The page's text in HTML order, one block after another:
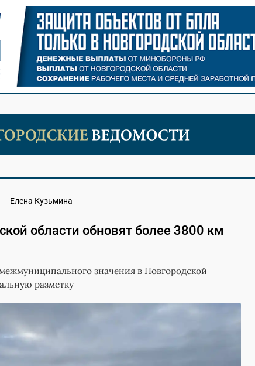
Елена Кузьмина
области обновят более 3800 км
значения в Новгородской
разметку